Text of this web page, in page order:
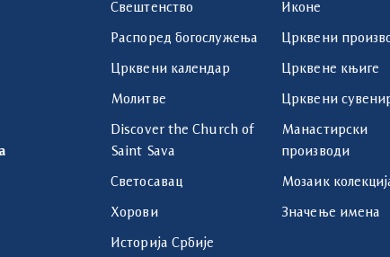
Свештенство
Распоред богослужења
Црквени календар
Молитве
Discover the Church of
Saint Sava
Светосавац
Хорови
Историја Србије
Иконе
Црквени
Црквене књиге
Црквени
Манастирски
производи
Мозаик
Значење имена